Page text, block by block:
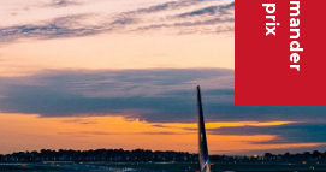
Demander